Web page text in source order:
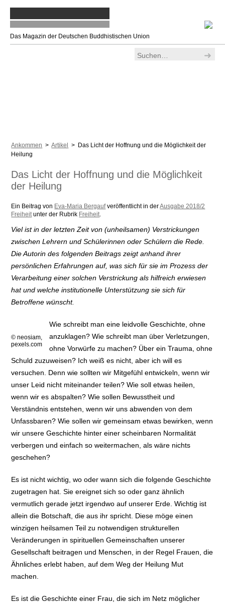
Das Magazin der Deutschen Buddhistischen Union
Ankommen >Artikel
> Das Licht der Hoffnung und die Möglichkeit der
Heilung
Das Licht der Hoffnung und die Möglichkeit
der Heilung
Ein Beitrag von Eva-Maria Bergaufveröffentlicht in derAusgabe 2018/2
Freiheitunter der Rubrik Freiheit.
Viel ist in der letzten Zeit von (unheilsamen) Verstrickungen
zwischen Lehrern und Schülerinnen oder Schülern die Rede.
Die Autorin des folgenden Beitrags zeigt anhand ihrer
persönlichen Erfahrungen auf, was sich für sie im Prozess der
Verarbeitung einer solchen Verstrickung als hilfreich erwiesen
hat und welche institutionelle Unterstützung sie sich für
Betroffene wünscht.
© neosiam,
pexels.com
Wie schreibt man eine leidvolle Geschichte, ohne
anzuklagen? Wie schreibt man über Verletzungen,
ohne Vorwürfe zu machen? Über ein Trauma, ohne
Schuld zuzuweisen? Ich weiß es nicht, aber ich will es
versuchen. Denn wie sollten wir Mitgefühl entwickeln, wenn wir
unser Leid nicht miteinander teilen? Wie soll etwas heilen,
wenn wir es abspalten? Wie sollen Bewusstheit und
Verständnis entstehen, wenn wir uns abwenden von dem
Unfassbaren? Wie sollen wir gemeinsam etwas bewirken, wenn
wir unsere Geschichte hinter einer scheinbaren Normalität
verbergen und einfach so weitermachen, als wäre nichts
geschehen?
Es ist nicht wichtig, wo oder wann sich die folgende Geschichte
zugetragen hat. Sie ereignet sich so oder ganz ähnlich
vermutlich gerade jetzt irgendwo auf unserer Erde. Wichtig ist
allein die Botschaft, die aus ihr spricht. Diese möge einen
winzigen heilsamen Teil zu notwendigen strukturellen
Veränderungen in spirituellen Gemeinschaften unserer
Gesellschaft beitragen und Menschen, in der Regel Frauen, die
Ähnliches erlebt haben, auf dem Weg der Heilung Mut
machen.
Es ist die Geschichte einer Frau, die sich im Netz möglicher